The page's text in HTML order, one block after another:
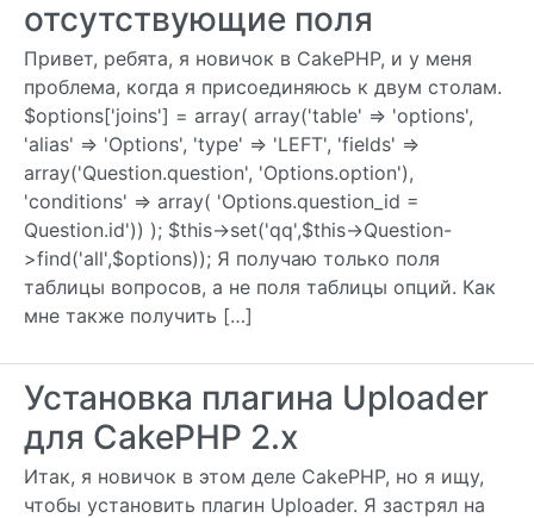
отсутствующие поля
Привет, ребята, я новичок в CakePHP, и у меня
проблема, когда я присоединяюсь к двум столам.
$options['joins'] = array( array('table' => 'options',
'alias' => 'Options', 'type' => 'LEFT', 'fields' =>
array('Question.question', 'Options.option'),
'conditions' => array( 'Options.question_id =
Question.id')) ); $this->set('qq',$this->Question-
>find('all',$options)); Я получаю только поля
таблицы вопросов, а не поля таблицы опций. Как
мне также получить […]
Установка плагина Uploader
для CakePHP 2.x
Итак, я новичок в этом деле CakePHP, но я ищу,
чтобы установить плагин Uploader. Я застрял на